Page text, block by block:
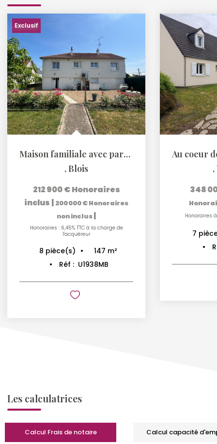
Exclusif
Maison familiale avec parc arboré de 4 000 m² Blois Vienne
,Blois
212 900 €Honoraires
inclus | 200 000 €Honoraires
non inclus|
Honoraires : 6,45% TTC à la charge de
l'acquéreur
8 pièce(s) 147 m²
Réf : U1938MB
,
348
Honoraires
7
Les calculatrices
Calcul Frais de notaire Calcul capacité